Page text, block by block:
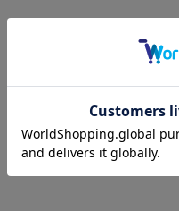
用サイズ:03(L)
※照明・光の加減、PCやス
と画像のカラーの見え方が
※画像はサンプルのため、
合がございます。
※サイズは弊社規定の採寸
個体差が生じる場合がござい